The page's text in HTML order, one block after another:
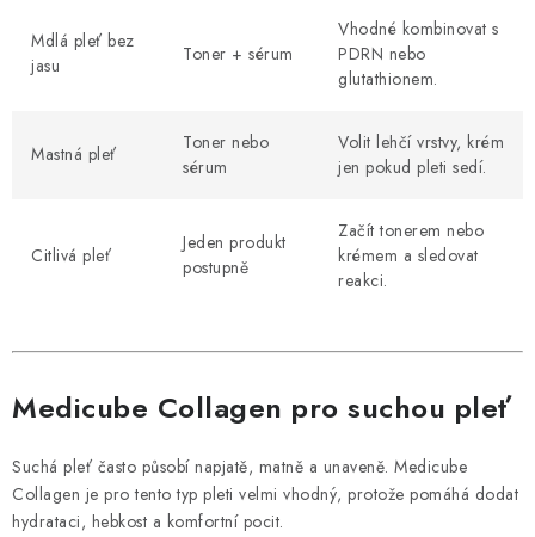
Mdlá pleť bez
jasu
Toner + sérum
Vhodné kombinovat s
PDRN nebo
glutathionem.
Mastná pleť
Toner nebo
sérum
Volit lehčí vrstvy, krém
jen pokud pleti sedí.
Citlivá pleť
Jeden produkt
postupně
Začít tonerem nebo
krémem a sledovat
reakci.
Medicube Collagen pro suchou pleť
Suchá pleť často působí napjatě, matně a unaveně. Medicube
Collagen je pro tento typ pleti velmi vhodný, protože pomáhá dodat
hydrataci, hebkost a komfortní pocit.